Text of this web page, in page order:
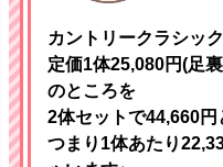
カントリークラシッ
定価1体25,080円(足
のところを
2体セットで44,660円
つまり1体あたり